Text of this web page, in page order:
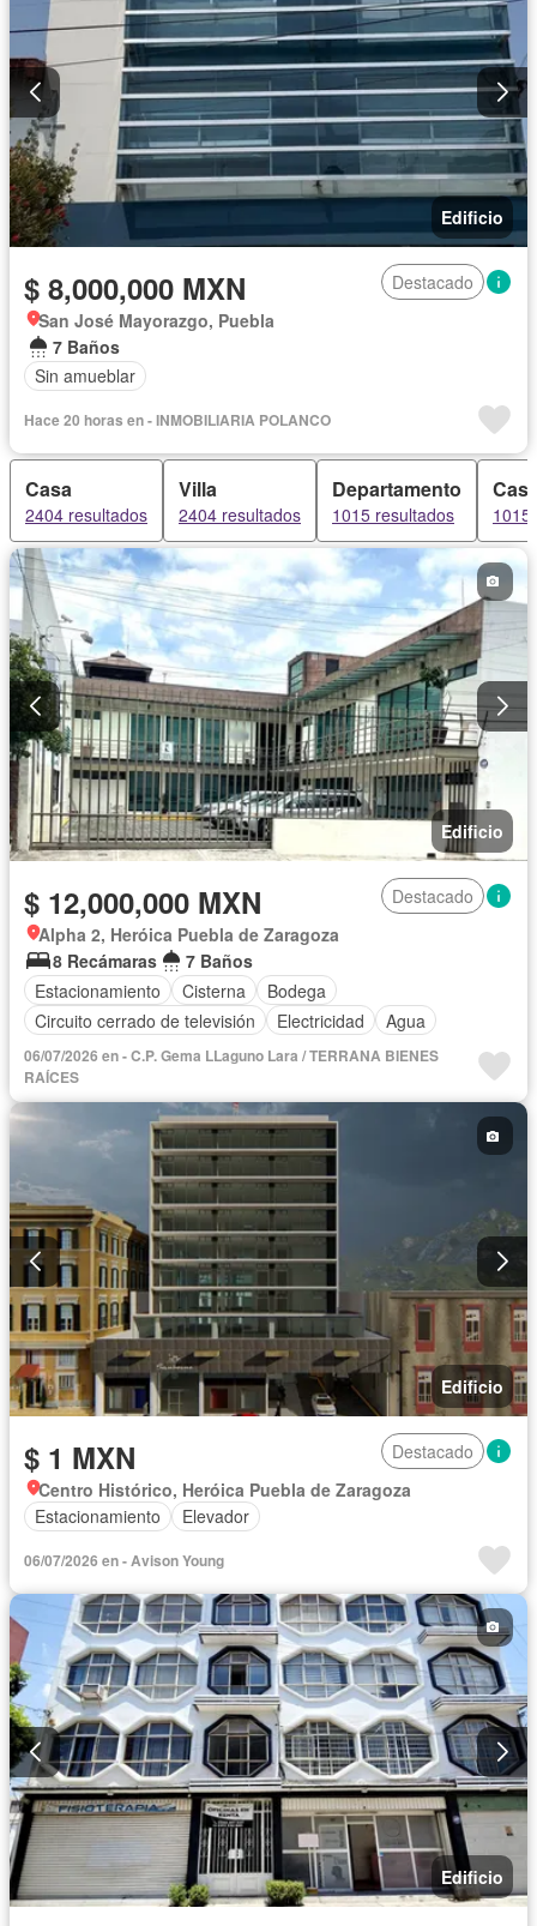
Edificio
$ 8,000,000 MXN
Destacado
San José Mayorazgo, Puebla
7 Baños
Sin amueblar
Hace 20 horas en - INMOBILIARIA POLANCO
Casa
2404 resultados
Villa
2404 resultados
Departamento
1015 resultados 1015
Edificio
$ 12,000,000 MXN
Destacado
Alpha 2, Heróica Puebla de Zaragoza
8 Recámaras
7 Baños
Estacionamiento
Cisterna
Bodega
Circuito cerrado de televisión
Electricidad Agua
06/07/2026 en - C.P. Gema LLaguno Lara / TERRANA BIENES
RAÍCES
Edificio
$ 1 MXN
Destacado
Centro Histórico, Heróica Puebla de Zaragoza
Estacionamiento
Elevador
06/07/2026 en - Avison Young
Edificio